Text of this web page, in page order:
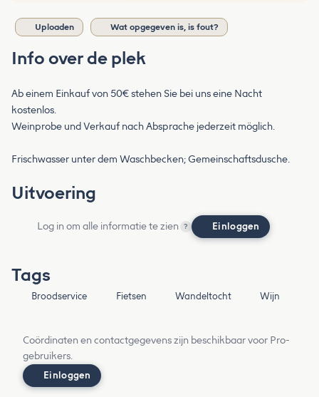
Uploaden Wat opgegeven is, is fout?
Info over de plek
Ab einem Einkauf von 50€ stehen Sie bei uns eine Nacht
kostenlos.
Weinprobe und Verkauf nach Absprache jederzeit möglich.
Frischwasser unter dem Waschbecken; Gemeinschaftsdusche.
Uitvoering
Log in om alle informatie te zien ? Einloggen
Tags
Broodservice Fietsen Wandeltocht Wijn
Coördinaten en contactgegevens zijn beschikbaar voor Pro-
gebruikers.
Einloggen